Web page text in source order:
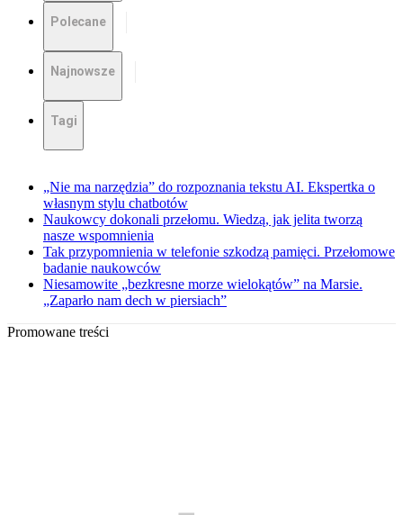
Polecane
Najnowsze
Tagi
„Nie ma narzędzia” do rozpoznania tekstu AI. Ekspertka o
własnym stylu chatbotów
Naukowcy dokonali przełomu. Wiedzą, jak jelita tworzą
nasze wspomnienia
Tak przypomnienia w telefonie szkodzą pamięci. Przełomowe
badanie naukowców
Niesamowite „bezkresne morze wielokątów” na Marsie.
„Zaparło nam dech w piersiach”
Promowane treści